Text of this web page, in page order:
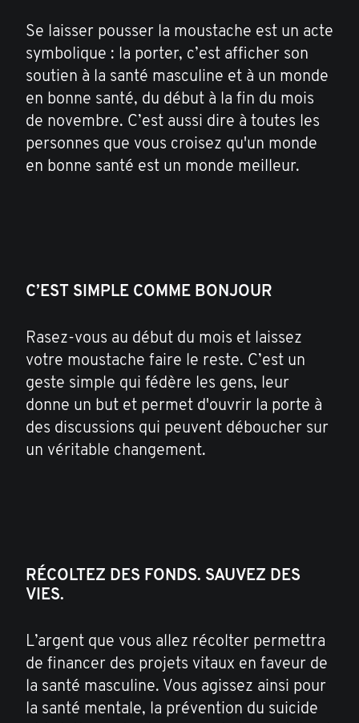
Se laisser pousser la moustache est un acte
symbolique : la porter, c’est afficher son
soutien à la santé masculine et à un monde
en bonne santé, du début à la fin du mois
de novembre. C’est aussi dire à toutes les
personnes que vous croisez qu'un monde
en bonne santé est un monde meilleur.
C’EST SIMPLE COMME BONJOUR
Rasez-vous au début du mois et laissez
votre moustache faire le reste. C’est un
geste simple qui fédère les gens, leur
donne un but et permet d'ouvrir la porte à
des discussions qui peuvent déboucher sur
un véritable changement.
RÉCOLTEZ DES FONDS. SAUVEZ DES
VIES.
L’argent que vous allez récolter permettra
de financer des projets vitaux en faveur de
la santé masculine. Vous agissez ainsi pour
la santé mentale, la prévention du suicide